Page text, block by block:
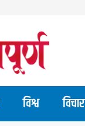
विश्व विचार